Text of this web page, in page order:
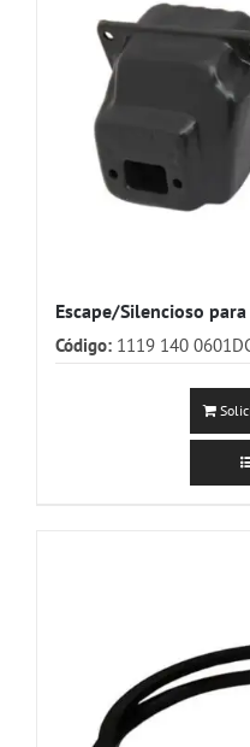
Escape/Silencioso
Código: 1119 140